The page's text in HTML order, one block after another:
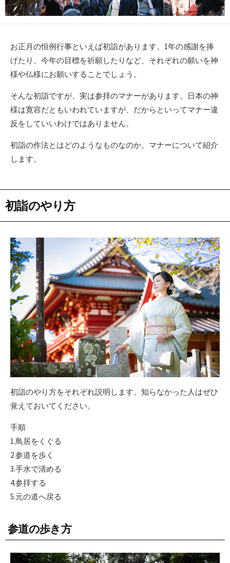
お正月の恒例行事といえば初詣があります。1年の感謝を捧
げたり、今年の目標を祈願したりなど、それぞれの願いを神
様や仏様にお願いすることでしょう。
そんな初詣ですが、実は参拝のマナーがあります。日本の神
様は寛容だともいわれていますが、だからといってマナー違
反をしていいわけではありません。
初詣の作法とはどのようなものなのか。マナーについて紹介
します。
初詣のやり方
初詣のやり方をそれぞれ説明します。知らなかった人はぜひ
覚えておいてください。
手順
1.鳥居をくぐる
2.参道を歩く
3.手水で清める
4.参拝する
5.元の道へ戻る
参道の歩き方